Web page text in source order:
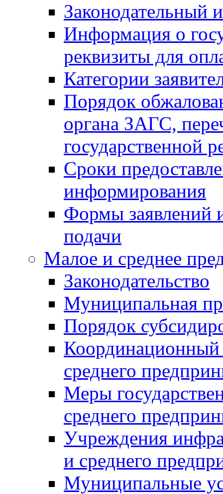
Законодательный
Информация о
реквизиты для
Категории
Порядок
органа ЗАГС,
государственной
Сроки
информирования
Формы заявлений
подачи
Малое и среднее
Законодательство
Муниципальная
Порядок
Координационный
среднего
Меры
среднего
Учреждения
и среднего
Муниципальные